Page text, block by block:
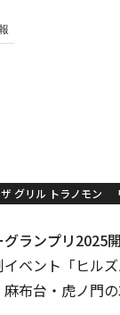
ザ グリル トラノモン
ランプリ2025
イベント「ヒル
布台・虎ノ門